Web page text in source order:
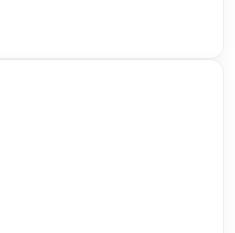
Domingo Salida